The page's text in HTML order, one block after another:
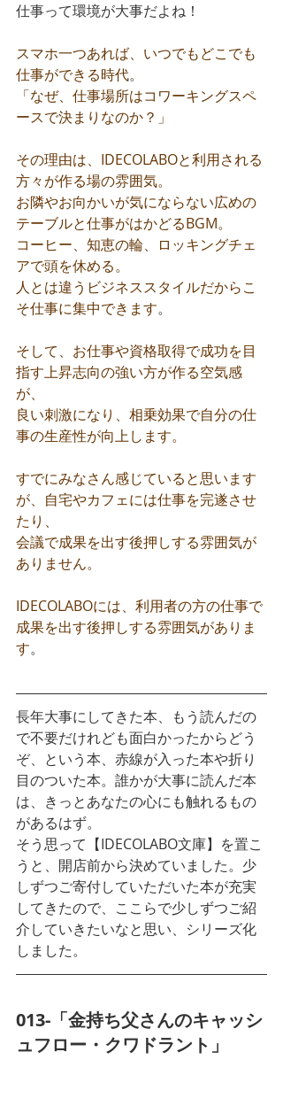
仕事って環境が大事だよね！
スマホ一つあれば、いつでもどこでも
仕事ができる時代。
「なぜ、仕事場所はコワーキングスペ
ースで決まりなのか？」
その理由は、IDECOLABOと利用される
方々が作る場の雰囲気。
お隣やお向かいが気にならない広めの
テーブルと仕事がはかどるBGM。
コーヒー、知恵の輪、ロッキングチェ
アで頭を休める。
人とは違うビジネススタイルだからこ
そ仕事に集中できます。
そして、お仕事や資格取得で成功を目
指す上昇志向の強い方が作る空気感
が、
良い刺激になり、相乗効果で自分の仕
事の生産性が向上します。
すでにみなさん感じていると思います
が、自宅やカフェには仕事を完遂させ
たり、
会議で成果を出す後押しする雰囲気が
ありません。
IDECOLABOには、利用者の方の仕事で
成果を出す後押しする雰囲気がありま
す。
長年大事にしてきた本、もう読んだの
で不要だけれども面白かったからどう
ぞ、という本、赤線が入った本や折り
目のついた本。誰かが大事に読んだ本
は、きっとあなたの心にも触れるもの
があるはず。
そう思って【IDECOLABO文庫】を置こ
うと、開店前から決めていました。少
しずつご寄付していただいた本が充実
してきたので、ここらで少しずつご紹
介していきたいなと思い、シリーズ化
しました。
013-「金持ち父さんのキャッシ
ュフロー・クワドラント」